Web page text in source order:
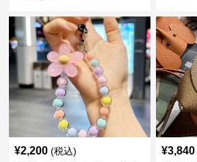
¥2,200 (税込) ¥3,840